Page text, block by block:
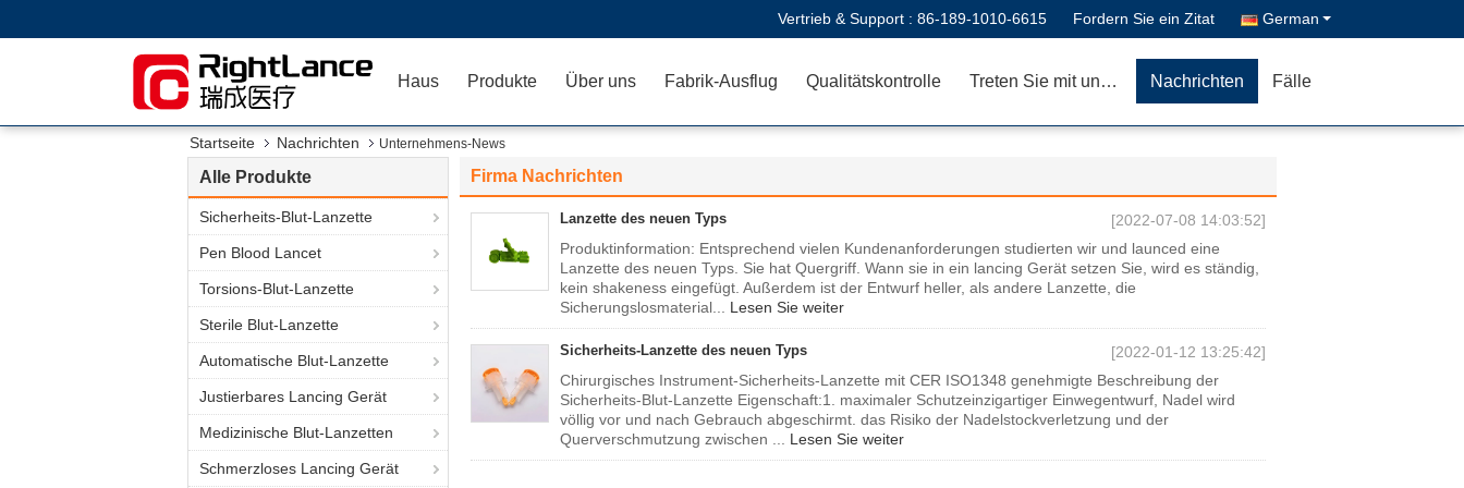
Vertrieb & Support : 86-189-1010-6615 Fordern Sie ein Zitat German
Haus Produkte Über uns Fabrik-Ausflug Qualitätskontrolle Treten Sie mit uns in Verbindung Nachrichten Fälle
Startseite Nachrichten Unternehmens-News
Alle Produkte
Sicherheits-Blut-Lanzette
Pen Blood Lancet
Torsions-Blut-Lanzette
Sterile Blut-Lanzette
Automatische Blut-Lanzette
Justierbares Lancing Gerät
Medizinische Blut-Lanzetten
Schmerzloses Lancing Gerät
Firma Nachrichten
Lanzette des neuen Typs
[2022-07-08 14:03:52]
Produktinformation: Entsprechend vielen Kundenanforderungen studierten wir und launced eine
Lanzette des neuen Typs. Sie hat Quergriff. Wann sie in ein lancing Gerät setzen Sie, wird es ständig,
kein shakeness eingefügt. Außerdem ist der Entwurf heller, als andere Lanzette, die
Sicherungslosmaterial... Lesen Sie weiter
Sicherheits-Lanzette des neuen Typs
[2022-01-12 13:25:42]
Chirurgisches Instrument-Sicherheits-Lanzette mit CER ISO1348 genehmigte Beschreibung der
Sicherheits-Blut-Lanzette Eigenschaft:1. maximaler Schutzeinzigartiger Einwegentwurf, Nadel wird
völlig vor und nach Gebrauch abgeschirmt. das Risiko der Nadelstockverletzung und der
Querverschmutzung zwischen ... Lesen Sie weiter